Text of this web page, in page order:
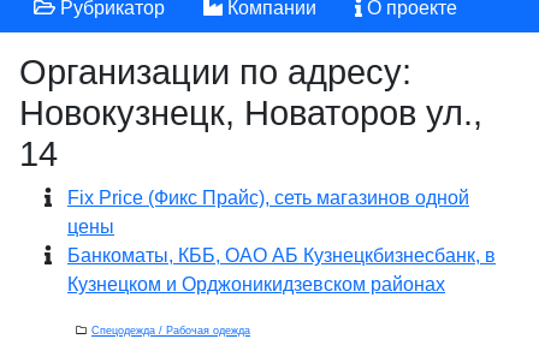
Рубрикатор Компании О проекте
Организации по адресу:
Новокузнецк, Новаторов ул.,
14
Fix Price (Фикс Прайс), сеть магазинов одной
цены
Банкоматы, КББ, ОАО АБ Кузнецкбизнесбанк, в
Кузнецком и Орджоникидзевском районах
Спецодежда / Рабочая одежда